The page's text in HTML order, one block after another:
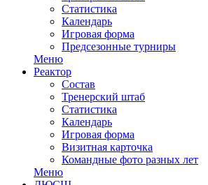
Статистика
Календарь
Игровая форма
Предсезонные турниры
Меню
Реактор
Состав
Тренерский штаб
Статистика
Календарь
Игровая форма
Визитная карточка
Командные фото разных лет
Меню